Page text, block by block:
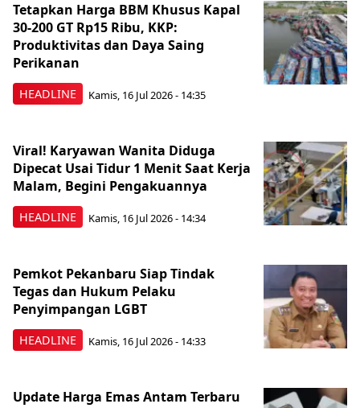
HEADLINE
Tetapkan Harga BBM Khusus Kapal
30-200 GT Rp15 Ribu, KKP:
Produktivitas dan Daya Saing
Perikanan
Kamis, 16 Jul 2026 - 14:35
HEADLINE
Viral! Karyawan Wanita Diduga
Dipecat Usai Tidur 1 Menit Saat Kerja
Malam, Begini Pengakuannya
Kamis, 16 Jul 2026 - 14:34
HEADLINE
Pemkot Pekanbaru Siap Tindak
Tegas dan Hukum Pelaku
Penyimpangan LGBT
Kamis, 16 Jul 2026 - 14:33
Update Harga Emas Antam Terbaru